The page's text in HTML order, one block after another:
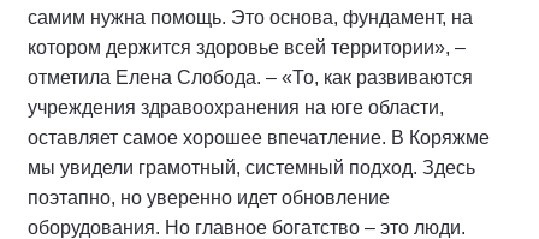
самим нужна помощь. Это основа, фундамент, на
котором держится здоровье всей территории», –
отметила Елена Слобода. – «То, как развиваются
учреждения здравоохранения на юге области,
оставляет самое хорошее впечатление. В Коряжме
мы увидели грамотный, системный подход. Здесь
поэтапно, но уверенно идет обновление
оборудования. Но главное богатство – это люди.